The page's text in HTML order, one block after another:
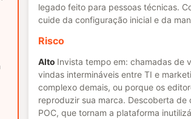
legado feito para pessoas técnicas.
cuide da configuração inicial e da
Risco
Alto Invista tempo em: chamadas de
vindas intermináveis entre TI e
complexo demais, ou porque os
reproduzir sua marca. Descoberta de
POC, que tornam a plataforma